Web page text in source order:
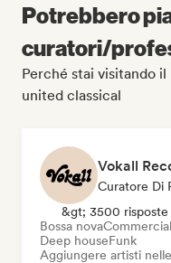
Potrebbero
curatori/
Perché stai visitando
united classical
Vokall
Curatore Di
&gt; 3500 risposte
Bossa nova
Deep houseFunk
Aggiungere artisti